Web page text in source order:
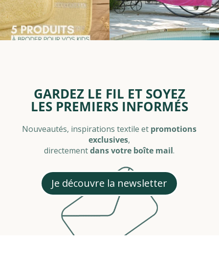
GARDEZ LE FIL ET SOYEZ
LES PREMIERS INFORMÉS
Nouveautés, inspirations textile et promotions
exclusives,
directementdans votre boîte mail.
Je découvre la newsletter